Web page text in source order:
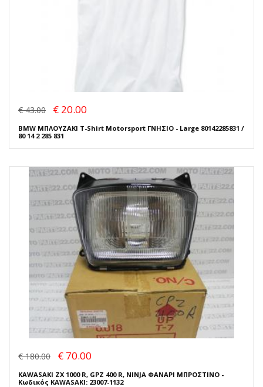
€ 43.00 € 20.00
BMW ΜΠΛΟΥΖΑΚΙ T-Shirt Motorsport ΓΝΗΣΙΟ - Large 80142285831 /
80 14 2 285 831
€ 180.00 € 70.00
KAWASAKI ZX 1000 R, GPZ 400 R, NINJA ΦΑΝΑΡΙ ΜΠΡΟΣΤΙΝΟ -
Κωδικός KAWASAKI: 23007-1132